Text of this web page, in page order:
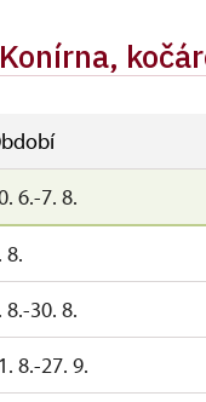
6.-7. 8.
8.
8.-30. 8.
8.-27. 9.